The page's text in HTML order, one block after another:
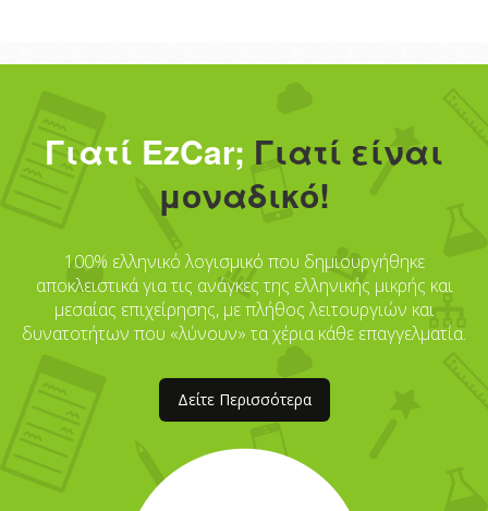
Γιατί EzCar; Γιατί είναι
μοναδικό!
100% ελληνικό λογισμικό που δημιουργήθηκε
αποκλειστικά για τις ανάγκες της ελληνικής μικρής και
μεσαίας επιχείρησης, με πλήθος λειτουργιών και
δυνατοτήτων που «λύνουν» τα χέρια κάθε επαγγελματία.
Δείτε Περισσότερα